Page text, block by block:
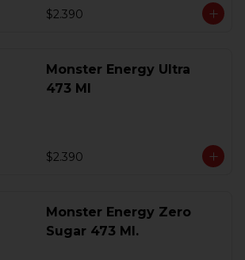
$2.390
Monster Energy Ultra
473 Ml
$2.390
Monster Energy Zero
Sugar 473 Ml.